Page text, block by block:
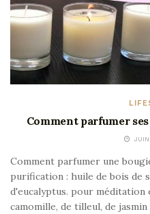
Comment parfumer
Comment parfumer une
purification : huile de bois de
d'eucalyptus. pour méditation
camomille, de tilleul, de